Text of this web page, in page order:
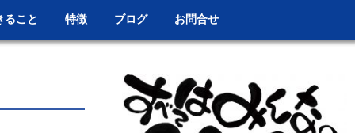
ること 特徴 ブログ お問合せ